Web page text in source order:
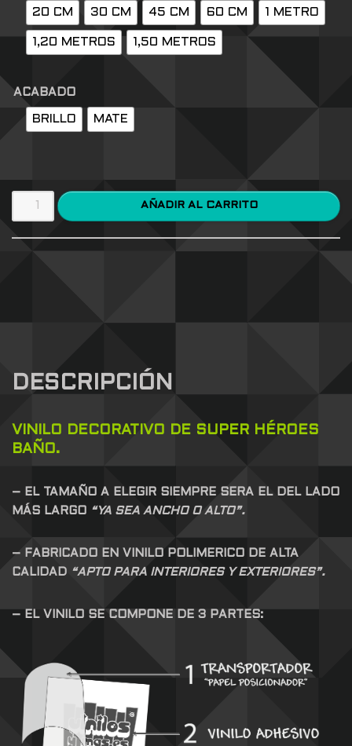
20 CM 30 CM 45 CM 60 CM 1 METRO
1,20 METROS 1,50 METROS
ACABADO
BRILLO MATE
AÑADIR AL CARRITO
DESCRIPCIÓN
VINILO DECORATIVO DE SUPER HÉROES
BAÑO.
– EL TAMAÑO A ELEGIR SIEMPRE SERA EL DEL LADO
MÁS LARGO “YA SEA ANCHO O ALTO”.
– FABRICADO EN VINILO POLIMERICO DE ALTA
CALIDAD “APTO PARA INTERIORES Y EXTERIORES”.
– EL VINILO SE COMPONE DE 3 PARTES: